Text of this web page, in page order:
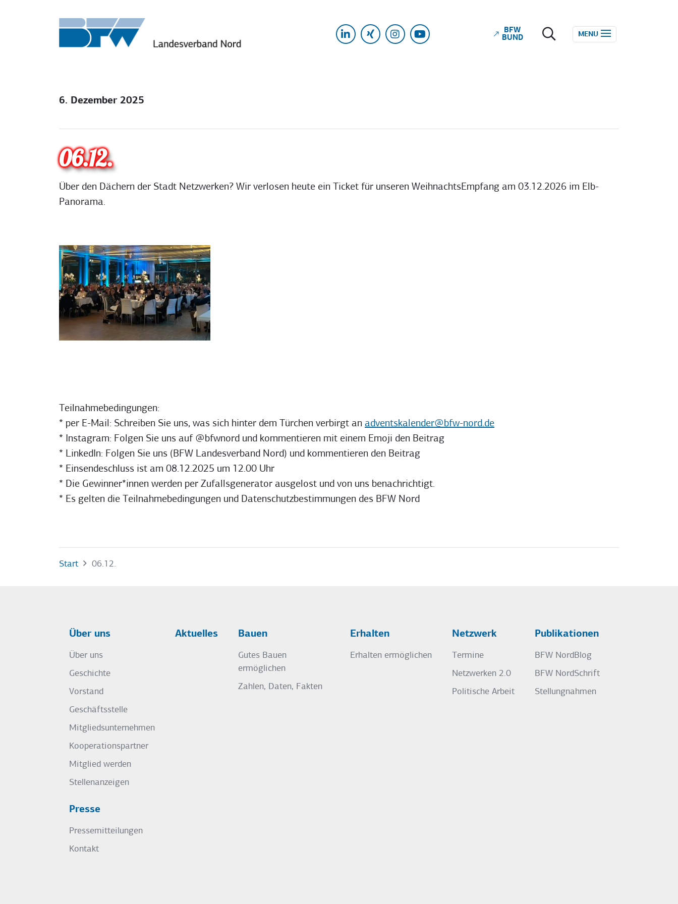
LinkedIn
Xing InstagramYoutube
BFW
BUND
MENU
6. Dezember 2025
06.12.
Über den Dächern der Stadt Netzwerken? Wir verlosen heute ein Ticket für unseren WeihnachtsEmpfang am 03.12.2026 im Elb-
Panorama.
Teilnahmebedingungen:
* per E-Mail: Schreiben Sie uns, was sich hinter dem Türchen verbirgt an adventskalender@bfw-nord.de
* Instagram: Folgen Sie uns auf @bfwnord und kommentieren mit einem Emoji den Beitrag
* LinkedIn: Folgen Sie uns (BFW Landesverband Nord) und kommentieren den Beitrag
* Einsendeschluss ist am 08.12.2025 um 12.00 Uhr
* Die Gewinner*innen werden per Zufallsgenerator ausgelost und von uns benachrichtigt.
* Es gelten die Teilnahmebedingungen und Datenschutzbestimmungen des BFW Nord
Start 06.12.
Über uns
Über uns
Geschichte
Vorstand
Geschäftsstelle
Mitgliedsunternehmen
Kooperationspartner
Mitglied werden
Stellenanzeigen
Aktuelles Bauen
Gutes Bauen
ermöglichen
Zahlen, Daten, Fakten
Erhalten
Erhalten ermöglichen
Netzwerk
Termine
Netzwerken 2.0
Politische Arbeit
Publikationen
BFW NordBlog
BFW NordSchrift
Stellungnahmen
Presse
Pressemitteilungen
Kontakt